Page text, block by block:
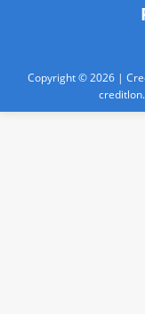
Copyright © 2026 |